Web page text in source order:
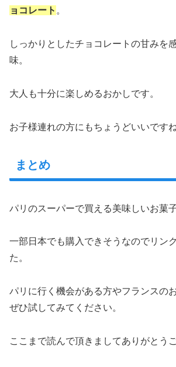
ョコレート 。
しっかりとしたチョコレートの甘みを
味。
大人も十分に楽しめるおかしです。
お子様連れの方にもちょうどいいですね
まとめ
パリのスーパーで買える美味しいお菓
一部日本でも購入できそうなのでリン
た。
パリに行く機会がある方やフランスの
ぜひ試してみてください。
ここまで読んで頂きましてありがとう